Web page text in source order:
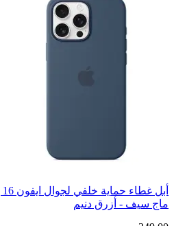
ماج سيف - أزرق دنيم